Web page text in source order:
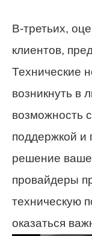
В-третьих,
клиентов,
Технические
возникнуть в
возможность
поддержкой и
решение
провайдеры
техническую
оказаться